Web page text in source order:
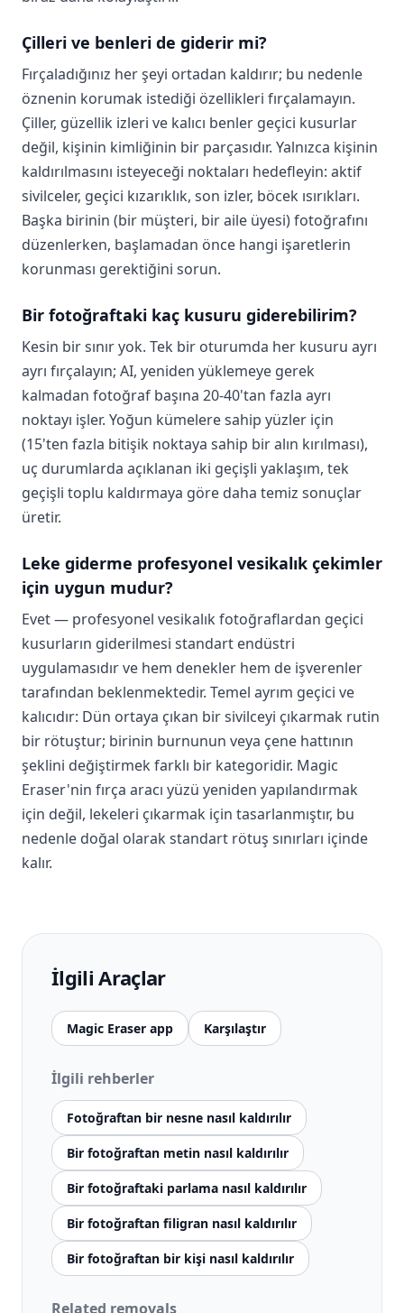
Çilleri ve benleri de giderir mi?
Fırçaladığınız her şeyi ortadan kaldırır; bu nedenle
öznenin korumak istediği özellikleri fırçalamayın.
Çiller, güzellik izleri ve kalıcı benler geçici kusurlar
değil, kişinin kimliğinin bir parçasıdır. Yalnızca kişinin
kaldırılmasını isteyeceği noktaları hedefleyin: aktif
sivilceler, geçici kızarıklık, son izler, böcek ısırıkları.
Başka birinin (bir müşteri, bir aile üyesi) fotoğrafını
düzenlerken, başlamadan önce hangi işaretlerin
korunması gerektiğini sorun.
Bir fotoğraftaki kaç kusuru giderebilirim?
Kesin bir sınır yok. Tek bir oturumda her kusuru ayrı
ayrı fırçalayın; AI, yeniden yüklemeye gerek
kalmadan fotoğraf başına 20-40'tan fazla ayrı
noktayı işler. Yoğun kümelere sahip yüzler için
(15'ten fazla bitişik noktaya sahip bir alın kırılması),
uç durumlarda açıklanan iki geçişli yaklaşım, tek
geçişli toplu kaldırmaya göre daha temiz sonuçlar
üretir.
Leke giderme profesyonel vesikalık çekimler
için uygun mudur?
Evet — profesyonel vesikalık fotoğraflardan geçici
kusurların giderilmesi standart endüstri
uygulamasıdır ve hem denekler hem de işverenler
tarafından beklenmektedir. Temel ayrım geçici ve
kalıcıdır: Dün ortaya çıkan bir sivilceyi çıkarmak rutin
bir rötuştur; birinin burnunun veya çene hattının
şeklini değiştirmek farklı bir kategoridir. Magic
Eraser'nin fırça aracı yüzü yeniden yapılandırmak
için değil, lekeleri çıkarmak için tasarlanmıştır, bu
nedenle doğal olarak standart rötuş sınırları içinde
kalır.
İlgili Araçlar
Magic Eraser app Karşılaştır
İlgili rehberler
Fotoğraftan bir nesne nasıl kaldırılır
Bir fotoğraftan metin nasıl kaldırılır
Bir fotoğraftaki parlama nasıl kaldırılır
Bir fotoğraftan filigran nasıl kaldırılır
Bir fotoğraftan bir kişi nasıl kaldırılır
Related removals